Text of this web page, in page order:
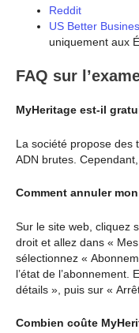
Reddit
US Better
uniquement aux
FAQ sur
MyHeritage est-il
La société propose des
ADN brutes.
Comment annuler
Sur le site web, cliquez
droit et allez dans «
sélectionnez «
l’état de l’abonnement.
détails », puis sur «
Combien coûte